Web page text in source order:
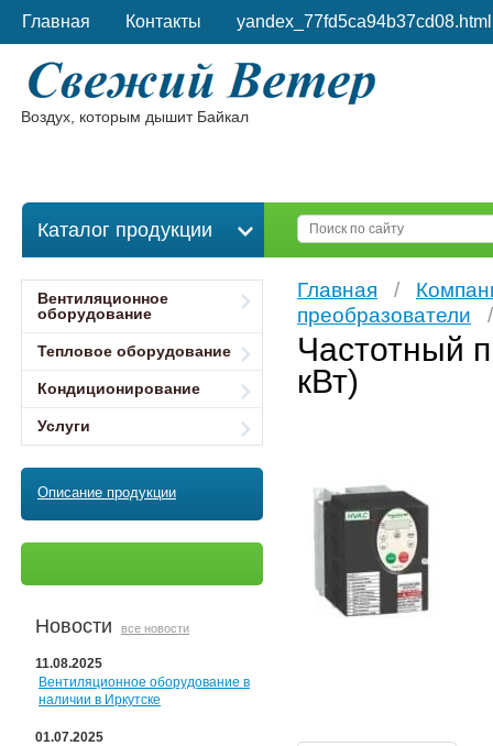
Главная Контакты yandex_77fd5ca94b37cd08.html
Воздух, которым дышит Байкал
Каталог продукции
Вентиляционное
оборудование
Тепловое оборудование
Кондиционирование
Услуги
Описание продукции
Новости все новости
11.08.2025
Вентиляционное оборудование в
наличии в Иркутске
01.07.2025
Главная /
преобразователи /
Частотный
кВт)